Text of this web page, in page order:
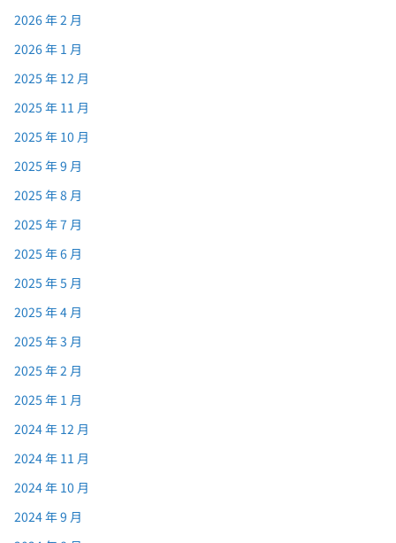
2026 年 2 月
2026 年 1 月
2025 年 12 月
2025 年 11 月
2025 年 10 月
2025 年 9 月
2025 年 8 月
2025 年 7 月
2025 年 6 月
2025 年 5 月
2025 年 4 月
2025 年 3 月
2025 年 2 月
2025 年 1 月
2024 年 12 月
2024 年 11 月
2024 年 10 月
2024 年 9 月